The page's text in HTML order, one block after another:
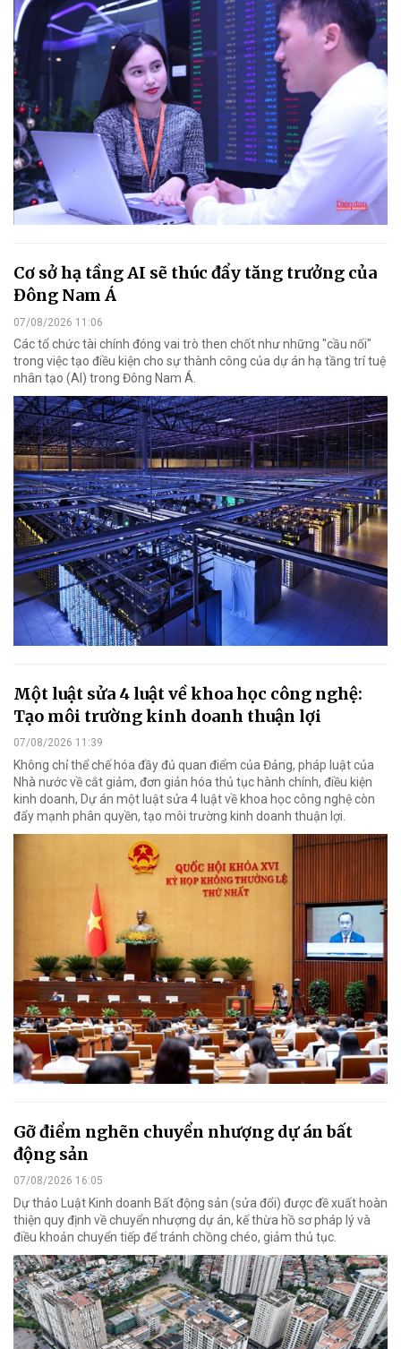
Cơ sở hạ tầng AI sẽ thúc đẩy tăng trưởng của
Đông Nam Á
07/08/2026 11:06
Các tổ chức tài chính đóng vai trò then chốt như những "cầu nối"
trong việc tạo điều kiện cho sự thành công của dự án hạ tầng trí tuệ
nhân tạo (AI) trong Đông Nam Á.
Một luật sửa 4 luật về khoa học công nghệ:
Tạo môi trường kinh doanh thuận lợi
07/08/2026 11:39
Không chỉ thể chế hóa đầy đủ quan điểm của Đảng, pháp luật của
Nhà nước về cắt giảm, đơn giản hóa thủ tục hành chính, điều kiện
kinh doanh, Dự án một luật sửa 4 luật về khoa học công nghệ còn
đẩy mạnh phân quyền, tạo môi trường kinh doanh thuận lợi.
Gỡ điểm nghẽn chuyển nhượng dự án bất
động sản
07/08/2026 16:05
Dự thảo Luật Kinh doanh Bất động sản (sửa đổi) được đề xuất hoàn
thiện quy định về chuyển nhượng dự án, kế thừa hồ sơ pháp lý và
điều khoản chuyển tiếp để tránh chồng chéo, giảm thủ tục.